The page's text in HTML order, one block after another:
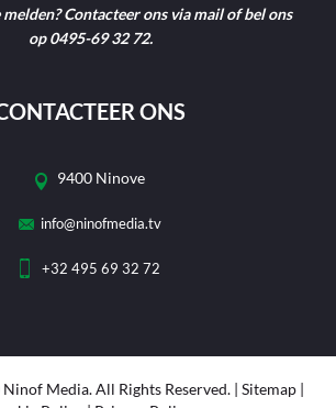
Contacteer ons via mail of bel ons
op 0495-69 32 72.
ONS
9400 Ninove
info@ninofmedia.tv
+32 495 69 32 72
Media. All Rights Reserved. | Sitemap|